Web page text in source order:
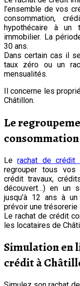
l’ensemble de vos
consommation,
hypothécaire à un
immobilier. La
30 ans.
Dans certain cas il
taux zéro ou un
mensualités.
Il concerne les
Châtillon.
Le
Lerachat de crédit
regrouper tous vos
crédit travaux,
découvert…) en un
jusqu’à 12 ans à
prévoir une trésorerie
Le rachat de crédit
les locataires de
Simulation en
crédit à